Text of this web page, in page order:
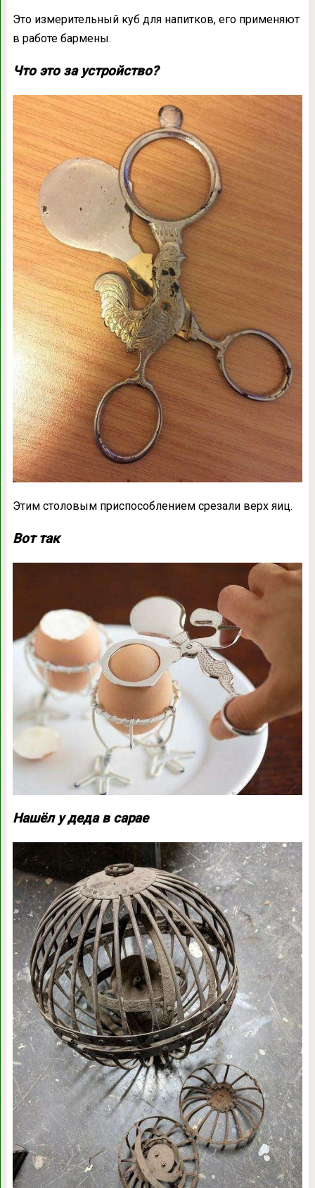
Это измерительный куб для напитков, его применяют
в работе бармены.
Что это за устройство?
Этим столовым приспособлением срезали верх яиц.
Вот так
Нашёл у деда в сарае